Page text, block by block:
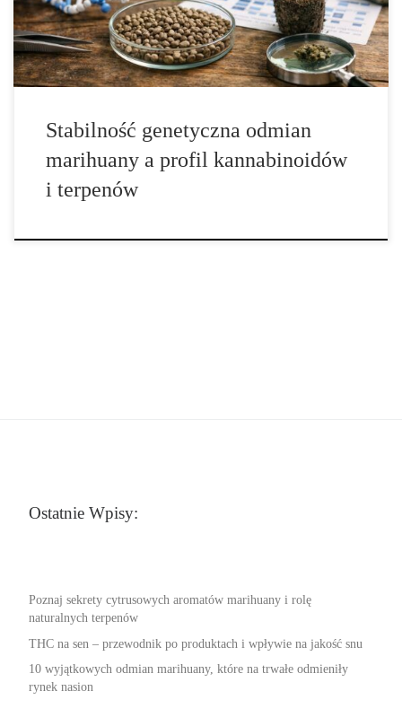
uzyskanych z danej puli nasion będzie prezentowała […]
Stabilność genetyczna odmian
marihuany a profil kannabinoidów
i terpenów
Ostatnie Wpisy:
Poznaj sekrety cytrusowych aromatów marihuany i rolę
naturalnych terpenów
THC na sen – przewodnik po produktach i wpływie na jakość snu
10 wyjątkowych odmian marihuany, które na trwałe odmieniły
rynek nasion